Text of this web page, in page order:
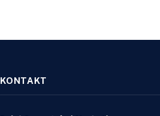
KONTAKT